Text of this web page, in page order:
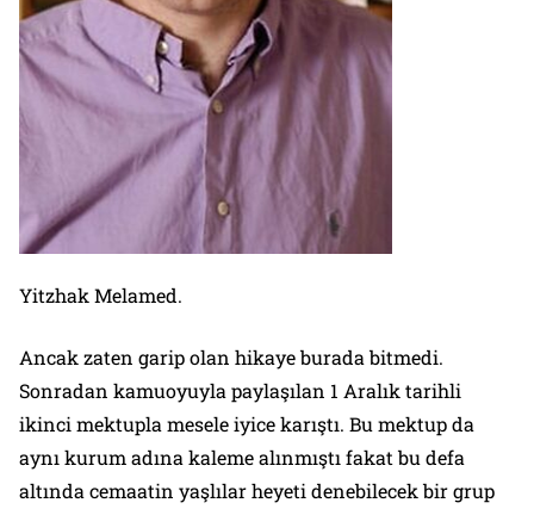
Yitzhak Melamed.
Ancak zaten garip olan hikaye burada bitmedi.
Sonradan kamuoyuyla paylaşılan 1 Aralık tarihli
ikinci mektupla mesele iyice karıştı. Bu mektup da
aynı kurum adına kaleme alınmıştı fakat bu defa
altında cemaatin yaşlılar heyeti denebilecek bir grup